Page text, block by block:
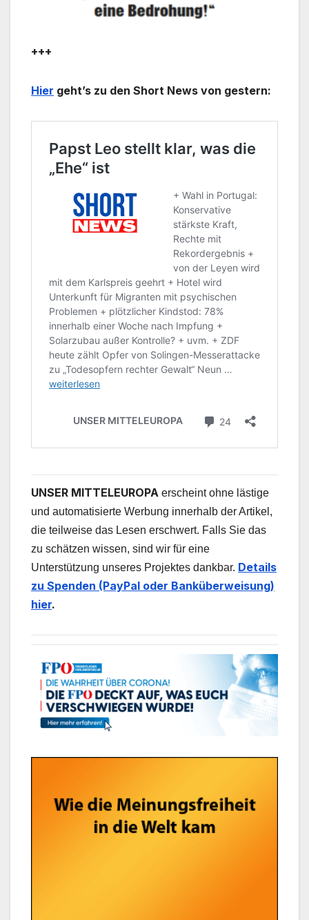
+++
Hier geht’s zu den Short News von gestern:
UNSER MITTELEUROPA erscheint ohne lästige
und automatisierte Werbung innerhalb der Artikel,
die teilweise das Lesen erschwert. Falls Sie das
zu schätzen wissen, sind wir für eine
Unterstützung unseres Projektes dankbar. Details
zu Spenden (PayPal oder Banküberweisung)
hier.